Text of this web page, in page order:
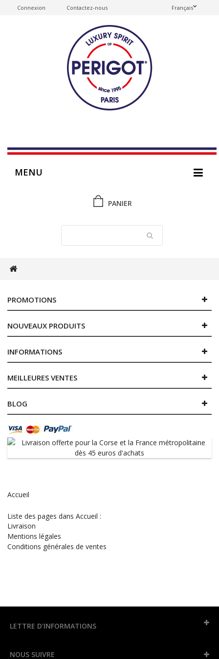
Connexion Français
Contactez-nous
MENU
PANIER
PROMOTIONS
NOUVEAUX PRODUITS
INFORMATIONS
MEILLEURES VENTES
BLOG
Accueil
Liste des pages dans Accueil :
Livraison
Mentions légales
Conditions générales de ventes
LETTRE D'INFORMATIONS
NOUS SUIVRE